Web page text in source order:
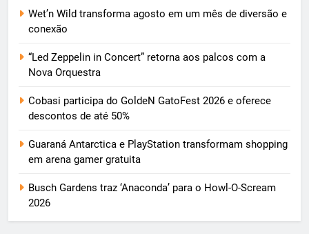
Wet’n Wild transforma agosto em um mês de diversão e
conexão
“Led Zeppelin in Concert” retorna aos palcos com a
Nova Orquestra
Cobasi participa do GoldeN GatoFest 2026 e oferece
descontos de até 50%
Guaraná Antarctica e PlayStation transformam shopping
em arena gamer gratuita
Busch Gardens traz ‘Anaconda’ para o Howl-O-Scream
2026